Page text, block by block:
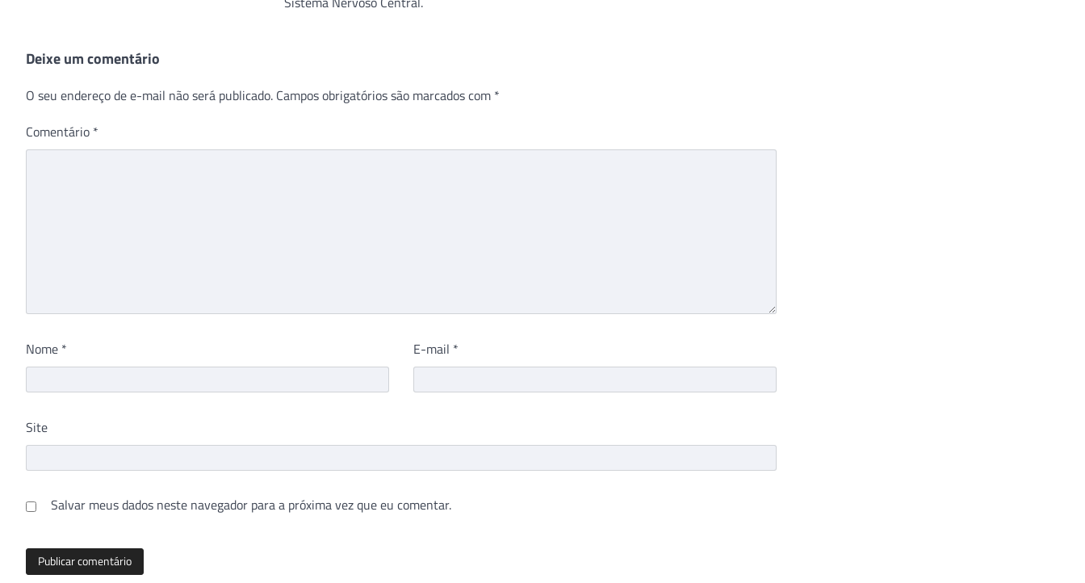
Deixe um comentário
O seu endereço de e-mail não será publicado. Campos obrigatórios são marcados com *
Comentário *
Nome * E-mail *
Site
Salvar meus dados neste navegador para a próxima vez que eu comentar.